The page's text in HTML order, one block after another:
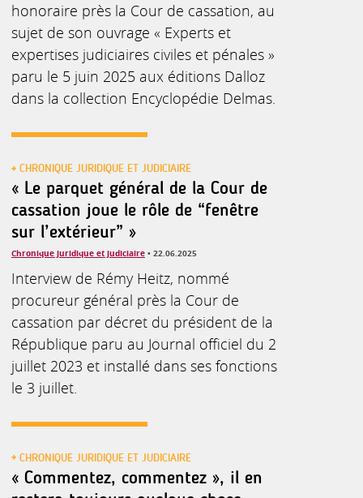
honoraire près la Cour de cassation, au
sujet de son ouvrage « Experts et
expertises judiciaires civiles et pénales »
paru le 5 juin 2025 aux éditions Dalloz
dans la collection Encyclopédie Delmas.
CHRONIQUE JURIDIQUE ET JUDICIAIRE
« Le parquet général de la Cour de
cassation joue le rôle de “fenêtre
sur l’extérieur” »
Chronique juridique et judiciaire • 22.06.2025
Interview de Rémy Heitz, nommé
procureur général près la Cour de
cassation par décret du président de la
République paru au Journal officiel du 2
juillet 2023 et installé dans ses fonctions
le 3 juillet.
CHRONIQUE JURIDIQUE ET JUDICIAIRE
« Commentez, commentez », il en